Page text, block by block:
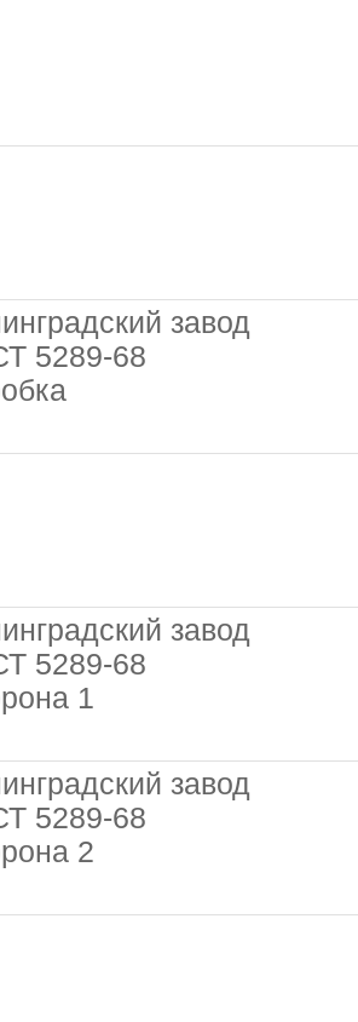
завод
5289-68
завод
5289-68
1
завод
5289-68
2